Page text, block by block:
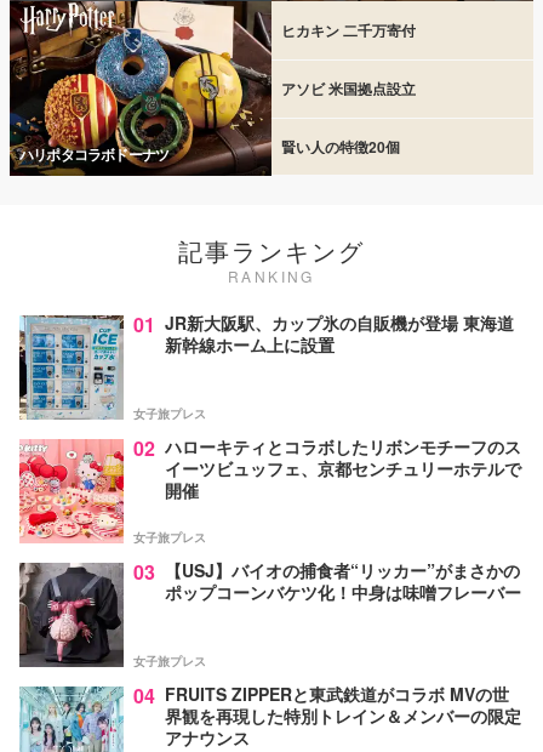
ハリポタコラボドーナツ
ヒカキン 二千万寄付
アソビ 米国拠点設立
賢い人の特徴20個
記事ランキング
RANKING
01 JR新大阪駅、カップ氷の自販機が登場 東海道
新幹線ホーム上に設置
女子旅プレス
02 ハローキティとコラボしたリボンモチーフのス
イーツビュッフェ、京都センチュリーホテルで
開催
女子旅プレス
03
【USJ】バイオの捕食者“リッカー”がまさかの
ポップコーンバケツ化！中身は味噌フレーバー
女子旅プレス
04 FRUITS ZIPPERと東武鉄道がコラボ MVの世
界観を再現した特別トレイン＆メンバーの限定
アナウンス